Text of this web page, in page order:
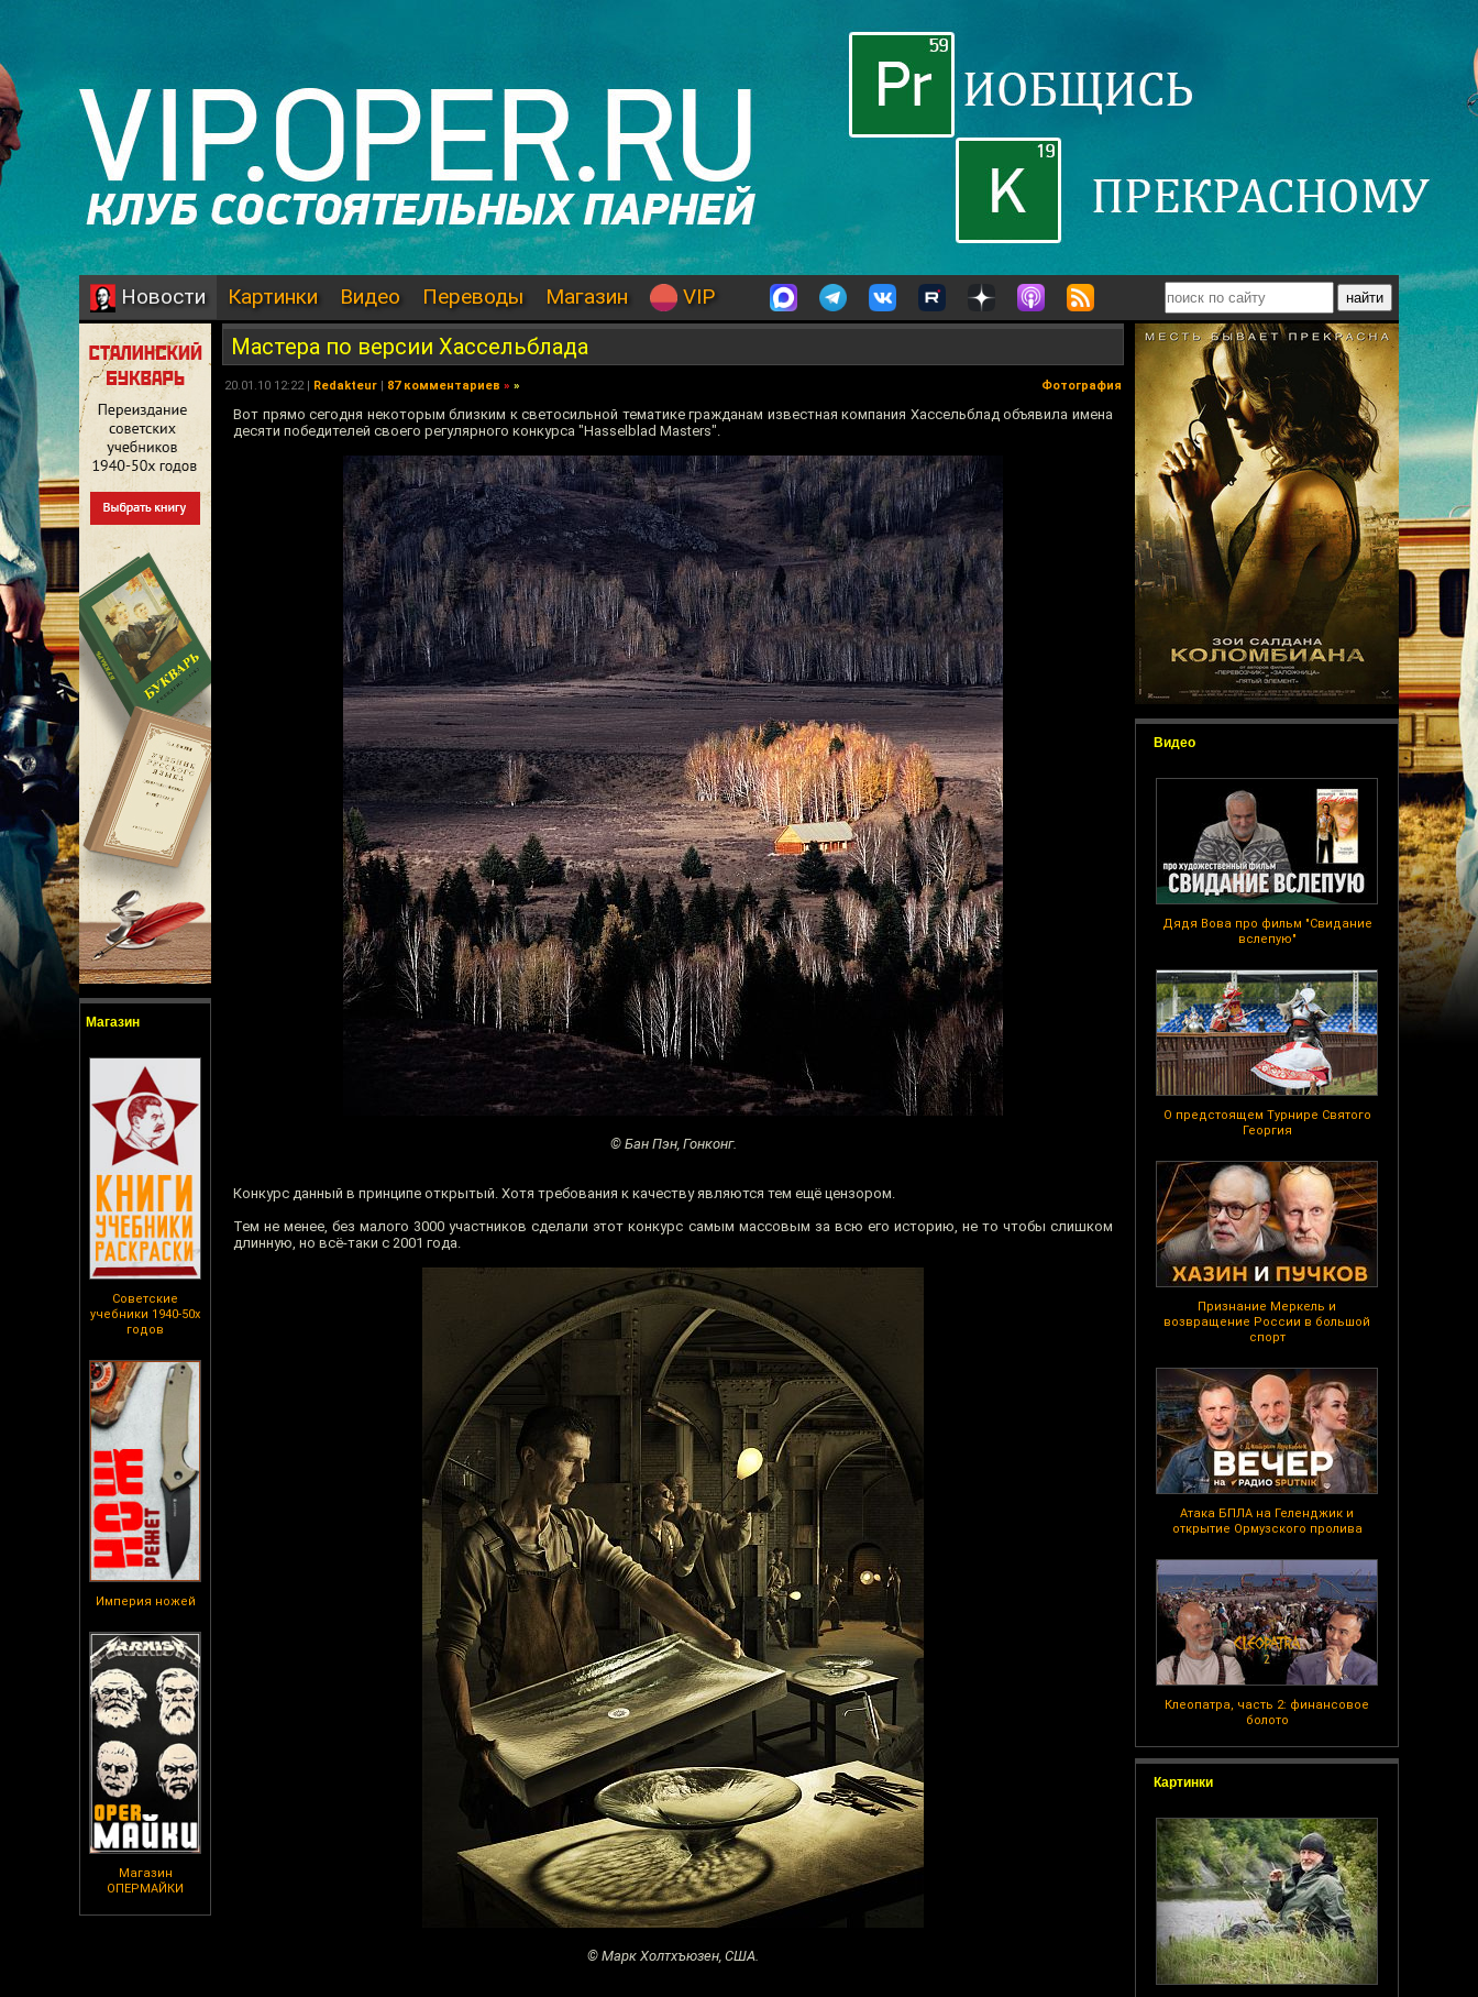
Новости Картинки Видео Переводы Магазин VIP
Магазин
Советские
учебники 1940-50х
годов
Империя ножей
Магазин
ОПЕРМАЙКИ
Видео
Дядя Вова про фильм "Свидание
вслепую"
О предстоящем Турнире Святого
Георгия
Признание Меркель и
возвращение России в большой
спорт
Атака БПЛА на Геленджик и
открытие Ормузского пролива
Клеопатра, часть 2: финансовое
болото
Картинки
Мастера по версии Хассельблада
20.01.10 12:22 | Redakteur | 87 комментариев » » Фотография
Вот прямо сегодня некоторым близким к светосильной тематике гражданам известная компания Хассельблад объявила имена
десяти победителей своего регулярного конкурса "Hasselblad Masters".
© Бан Пэн, Гонконг.
Конкурс данный в принципе открытый. Хотя требования к качеству являются тем ещё цензором.
Тем не менее, без малого 3000 участников сделали этот конкурс самым массовым за всю его историю, не то чтобы слишком
длинную, но всё-таки с 2001 года.
© Марк Холтхъюзен, США.